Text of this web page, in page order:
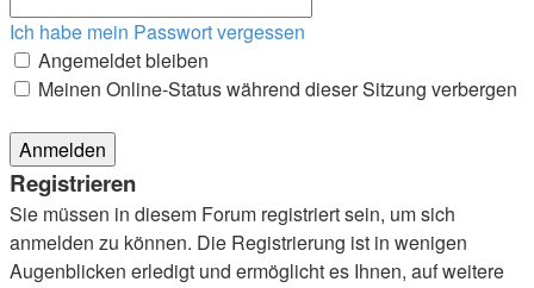
Ich habe mein Passwort vergessen
Angemeldet bleiben
Meinen Online-Status während dieser Sitzung verbergen
Registrieren
Sie müssen in diesem Forum registriert sein, um sich
anmelden zu können. Die Registrierung ist in wenigen
Augenblicken erledigt und ermöglicht es Ihnen, auf weitere